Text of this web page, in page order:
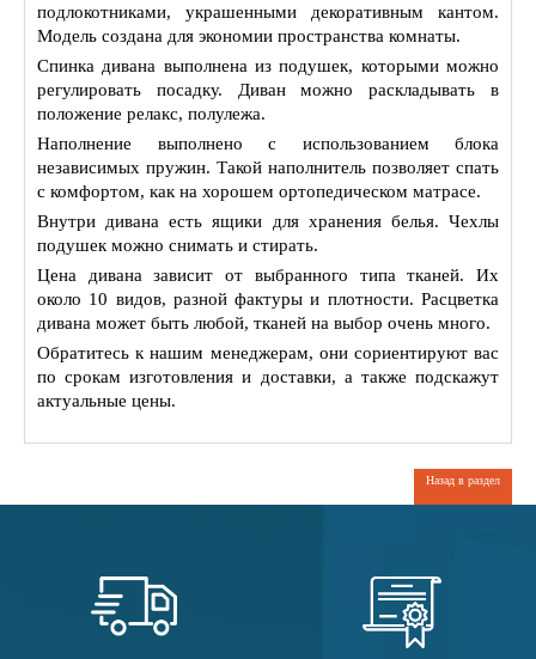
подлокотниками, украшенными декоративным кантом.
Модель создана для экономии пространства комнаты.
Спинка дивана выполнена из подушек, которыми можно
регулировать посадку. Диван можно раскладывать в
положение релакс, полулежа.
Наполнение выполнено с использованием блока
независимых пружин. Такой наполнитель позволяет спать
с комфортом, как на хорошем ортопедическом матрасе.
Внутри дивана есть ящики для хранения белья. Чехлы
подушек можно снимать и стирать.
Цена дивана зависит от выбранного типа тканей. Их
около 10 видов, разной фактуры и плотности. Расцветка
дивана может быть любой, тканей на выбор очень много.
Обратитесь к нашим менеджерам, они сориентируют вас
по срокам изготовления и доставки, а также подскажут
актуальные цены.
Назад в раздел